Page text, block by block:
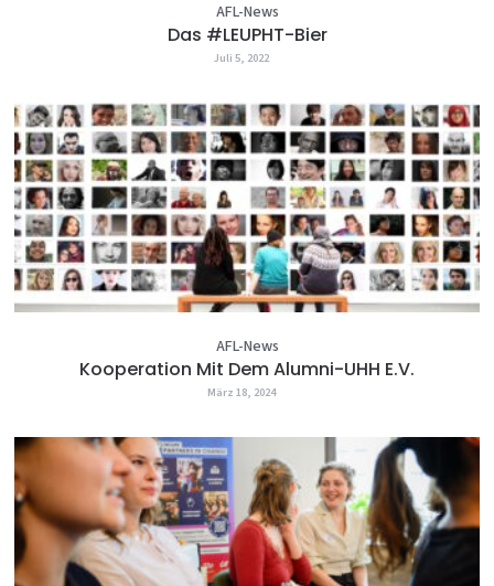
AFL-News
Das #LEUPHT-Bier
Juli 5, 2022
AFL-News
Kooperation Mit Dem Alumni-UHH E.V.
März 18, 2024